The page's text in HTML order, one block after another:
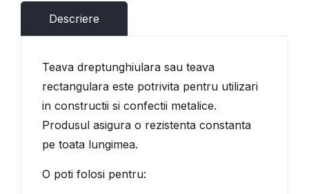
Descriere
Teava dreptunghiulara sau teava
rectangulara este potrivita pentru utilizari
in constructii si confectii metalice.
Produsul asigura o rezistenta constanta
pe toata lungimea.
O poti folosi pentru: